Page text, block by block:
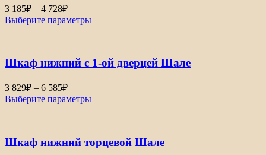
3 185₽ – 4 728₽Диапазон
цен:
3
4
Выберите параметры
Шкаф нижний с 1-ой дверцей Шале
3 829₽ – 6 585₽Диапазон
цен:
3
6
Выберите параметры
Шкаф нижний торцевой Шале